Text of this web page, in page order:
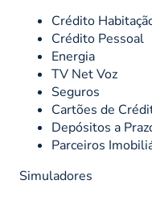
Crédito
Crédito Pessoal
Energia
TV Net Voz
Seguros
Cartões de
Depósitos a
Parceiros
Simuladores